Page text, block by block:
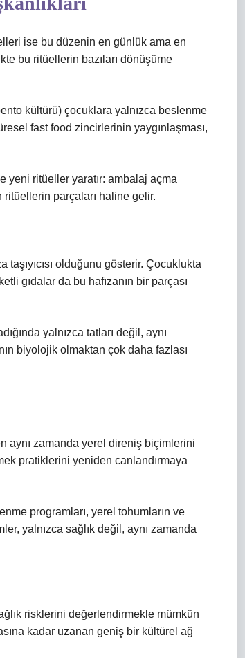
ise bu düzenin en günlük ama en
bu ritüellerin bazıları dönüşüme
kültürü) çocuklara yalnızca beslenme
fast food zincirlerinin yaygınlaşması,
yeni ritüeller yaratır: ambalaj açma
parçaları haline gelir.
olduğunu gösterir. Çocuklukta
gıdalar da bu hafızanın bir parçası
yalnızca tatları değil, aynı
biyolojik olmaktan çok daha fazlası
aynı zamanda yerel direniş biçimlerini
pratiklerini yeniden canlandırmaya
programları, yerel tohumların ve
yalnızca sağlık değil, aynı zamanda
risklerini değerlendirmekle mümkün
kadar uzanan geniş bir kültürel ağ